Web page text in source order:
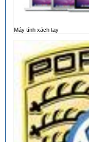
Máy tính xách tay